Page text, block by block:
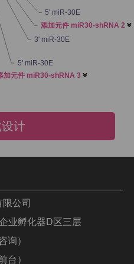
5' miR-30E
添加元件 miR30-shRNA 2 
3' miR-30E
5' miR-30E
加元件 miR30-shRNA 3 
计
公司
业孵化器D区三层
询）
台）